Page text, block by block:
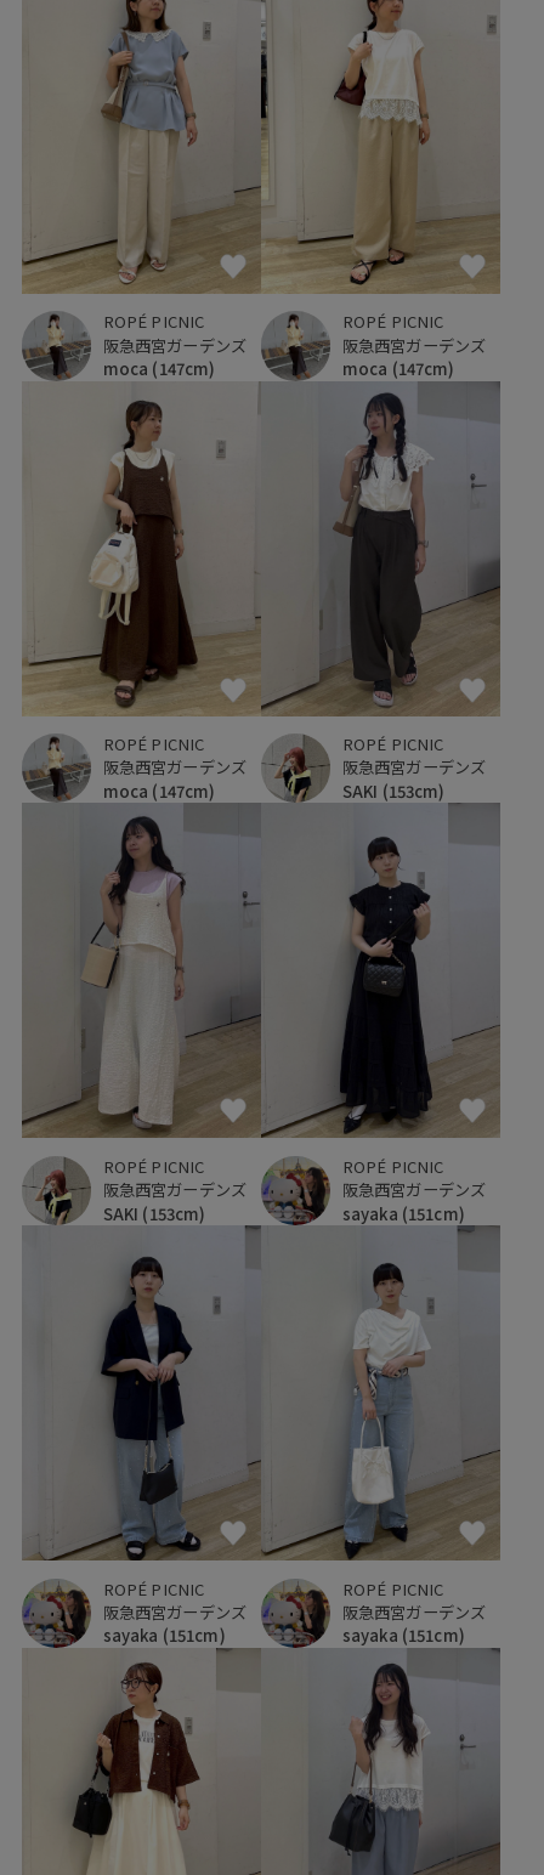
ROPÉ PICNIC
阪急西宮ガーデンズ
moca (147cm)
ROPÉ PICNIC
阪急西宮ガーデンズ
moca (147cm)
ROPÉ PICNIC
阪急西宮ガーデンズ
moca (147cm)
ROPÉ PICNIC
阪急西宮ガーデンズ
SAKI (153cm)
ROPÉ PICNIC
阪急西宮ガーデンズ
SAKI (153cm)
ROPÉ PICNIC
阪急西宮ガーデンズ
sayaka (151cm)
ROPÉ PICNIC
阪急西宮ガーデンズ
sayaka (151cm)
ROPÉ PICNIC
阪急西宮ガーデンズ
sayaka (151cm)